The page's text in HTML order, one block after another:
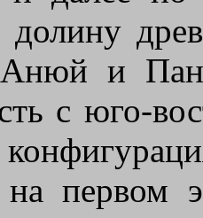
долину
и
с юго-
первом